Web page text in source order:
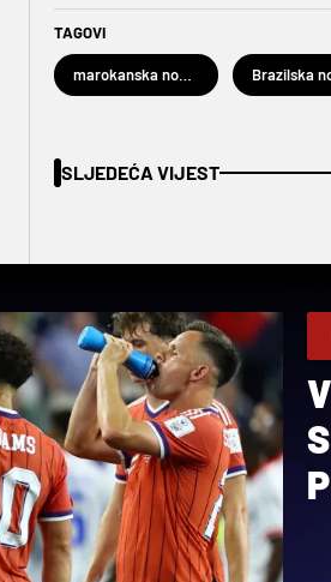
TAGOVI
marokanska nogometna reprezentacija
SLJEDEĆA VIJEST